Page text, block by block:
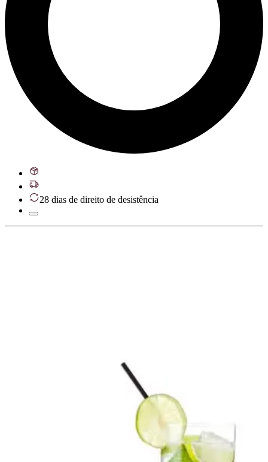
28 dias de direito de desistência